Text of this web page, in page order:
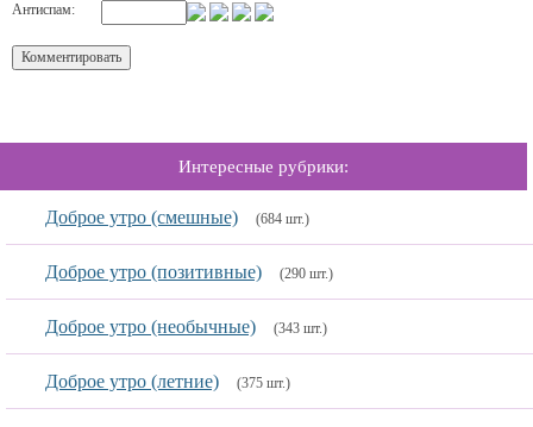
Антиспам:
Интересные рубрики:
Доброе утро (смешные) (684 шт.)
Доброе утро (позитивные) (290 шт.)
Доброе утро (необычные) (343 шт.)
Доброе утро (летние) (375 шт.)